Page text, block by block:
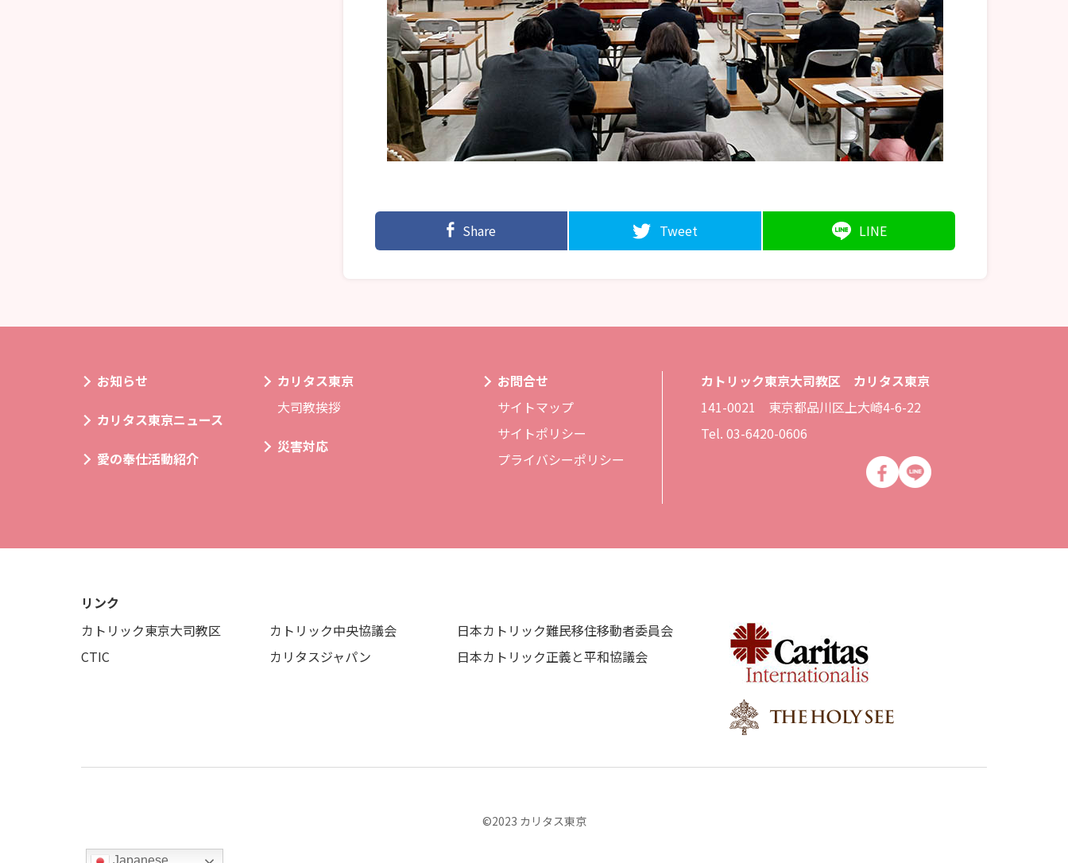
Share Tweet LINE
お知らせ
カリタス東京ニュース
愛の奉仕活動紹介
カリタス東京
大司教挨拶
災害対応
お問合せ
サイトマップ
サイトポリシー
プライバシーポリシー
カトリック東京大司教区 カリタス東京
141-0021 東京都品川区上大崎4-6-22
Tel. 03-6420-0606
リンク
カトリック東京大司教区
カトリック中央協議会
日本カトリック難民移住移動者委員会
CTIC
カリタスジャパン 日本カトリック正義と平和協議会
©︎2023 カリタス東京